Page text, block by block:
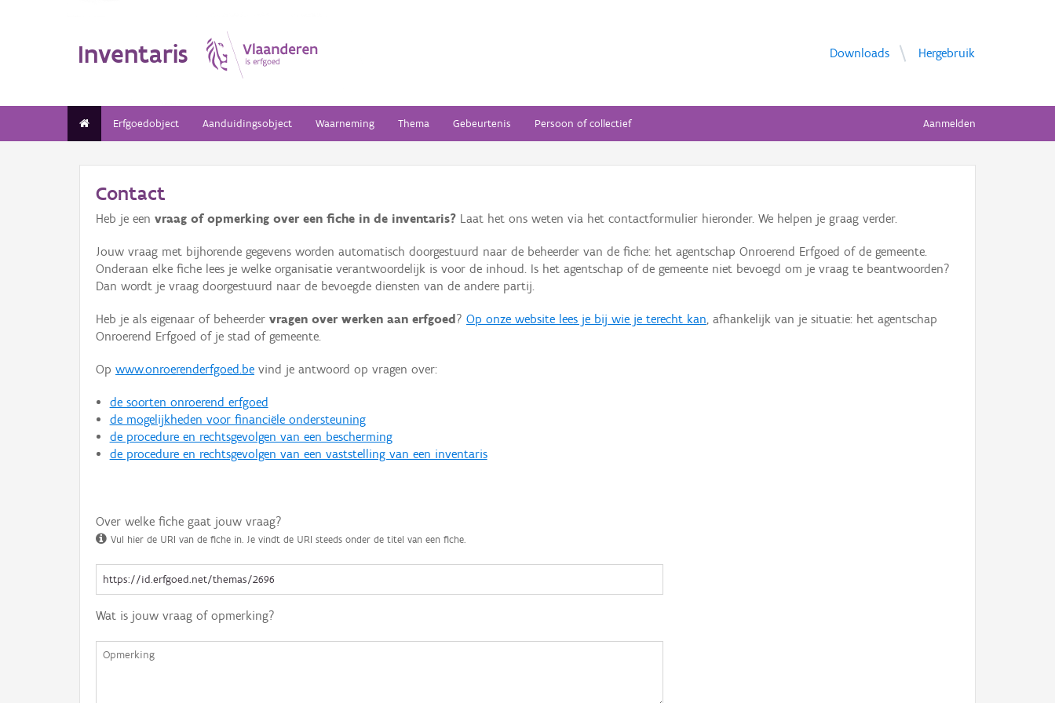
Inventaris Downloads Hergebruik
Erfgoedobject Aanduidingsobject Waarneming Thema Gebeurtenis Persoon of collectief Aanmelden
Contact
Heb je een vraag of opmerking over een fiche in de inventaris? Laat het ons weten via het contactformulier hieronder. We helpen je graag verder.
Jouw vraag met bijhorende gegevens worden automatisch doorgestuurd naar de beheerder van de fiche: het agentschap Onroerend Erfgoed of de gemeente.
Onderaan elke fiche lees je welke organisatie verantwoordelijk is voor de inhoud. Is het agentschap of de gemeente niet bevoegd om je vraag te beantwoorden?
Dan wordt je vraag doorgestuurd naar de bevoegde diensten van de andere partij.
Heb je als eigenaar of beheerder vragen over werken aan erfgoed ? Op onze website lees je bij wie je terecht kan, afhankelijk van je situatie: het agentschap
Onroerend Erfgoed of je stad of gemeente.
Op www.onroerenderfgoed.be vind je antwoord op vragen over:
de soorten onroerend erfgoed
de mogelijkheden voor financiële ondersteuning
de procedure en rechtsgevolgen van een bescherming
de procedure en rechtsgevolgen van een vaststelling van een inventaris
Over welke fiche gaat jouw vraag?
Vul hier de URI van de fiche in. Je vindt de URI steeds onder de titel van een fiche.
Wat is jouw vraag of opmerking?